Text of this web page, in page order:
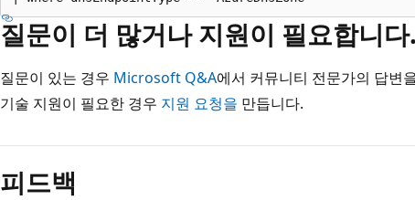
질문이 더 많거나 지원이 필요합니다.
질문이 있는 경우 Microsoft Q&A에서 커뮤니티 전문가의 답변
기술 지원이 필요한 경우 지원 요청을 만듭니다.
기
모
피드백